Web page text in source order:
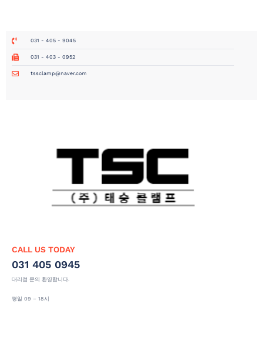
031 - 405 - 9045
031 - 403 - 0952
tssclamp@naver.com
CALL US TODAY
031 405 0945
대리점 문의 환영합니다.
평일 09 – 18시